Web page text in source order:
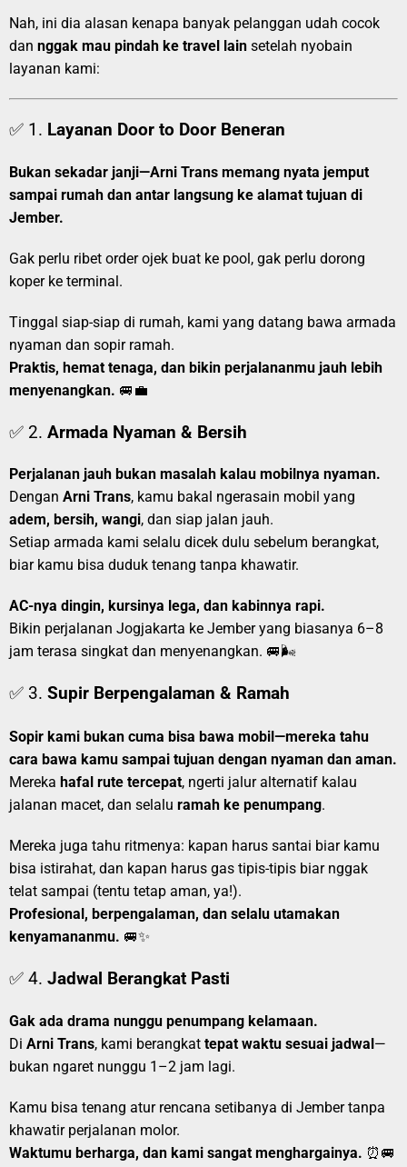
Nah, ini dia alasan kenapa banyak pelanggan udah cocok
dan nggak mau pindah ke travel lain setelah nyobain
layanan kami:
✅ 1. Layanan Door to Door Beneran
Bukan sekadar janji—Arni Trans memang nyata jemput
sampai rumah dan antar langsung ke alamat tujuan di
Jember.
Gak perlu ribet order ojek buat ke pool, gak perlu dorong
koper ke terminal.
Tinggal siap-siap di rumah, kami yang datang bawa armada
nyaman dan sopir ramah.
Praktis, hemat tenaga, dan bikin perjalananmu jauh lebih
menyenangkan. 🚐💼
✅ 2. Armada Nyaman & Bersih
Perjalanan jauh bukan masalah kalau mobilnya nyaman.
Dengan Arni Trans, kamu bakal ngerasain mobil yang
adem, bersih, wangi, dan siap jalan jauh.
Setiap armada kami selalu dicek dulu sebelum berangkat,
biar kamu bisa duduk tenang tanpa khawatir.
AC-nya dingin, kursinya lega, dan kabinnya rapi.
Bikin perjalanan Jogjakarta ke Jember yang biasanya 6–8
jam terasa singkat dan menyenangkan. 🚐🌬️
✅ 3. Supir Berpengalaman & Ramah
Sopir kami bukan cuma bisa bawa mobil—mereka tahu
cara bawa kamu sampai tujuan dengan nyaman dan aman.
Mereka hafal rute tercepat, ngerti jalur alternatif kalau
jalanan macet, dan selalu ramah ke penumpang.
Mereka juga tahu ritmenya: kapan harus santai biar kamu
bisa istirahat, dan kapan harus gas tipis-tipis biar nggak
telat sampai (tentu tetap aman, ya!).
Profesional, berpengalaman, dan selalu utamakan
kenyamananmu. 🚐✨
✅ 4. Jadwal Berangkat Pasti
Gak ada drama nunggu penumpang kelamaan.
Di Arni Trans, kami berangkat tepat waktu sesuai jadwal—
bukan ngaret nunggu 1–2 jam lagi.
Kamu bisa tenang atur rencana setibanya di Jember tanpa
khawatir perjalanan molor.
Waktumu berharga, dan kami sangat menghargainya. ⏰🚐